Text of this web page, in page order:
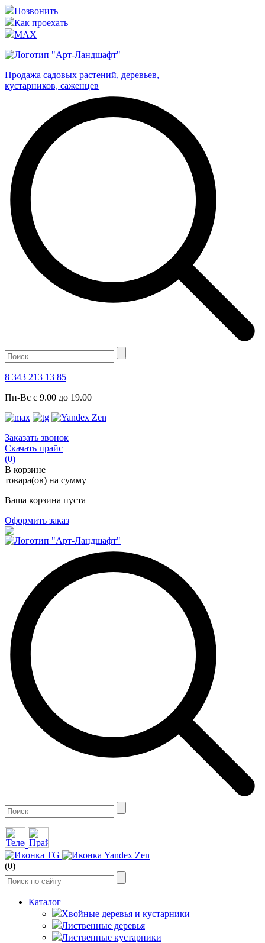
Позвонить
Как проехать
MAX
Продажа садовых растений, деревьев,
кустарников, саженцев
8 343 213 13 85
Пн-Вс с 9.00 до 19.00
Заказать звонок
Скачать прайс
(0)
В корзине
товара(ов) на сумму
Ваша корзина пуста
Оформить заказ
(0)
Каталог
Хвойные деревья и кустарники
Лиственные деревья
Лиственные кустарники